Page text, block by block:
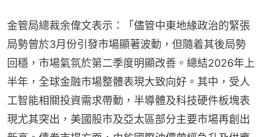
金管局總裁余偉文表示：「儘管中東地緣政治的緊張
局勢曾於3月份引發市場顯著波動，但隨着其後局勢
回穩，市場氣氛於第二季度明顯改善。總結2026年上
半年，全球金融市場整體表現大致向好。其中，受人
工智能相關投資需求帶動，半導體及科技硬件板塊表
現尤其突出，美國股市及亞太區部分主要市場再創出